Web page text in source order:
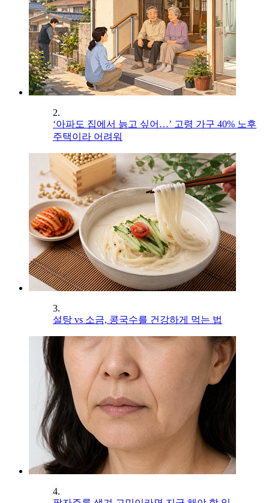
2.
‘아파도 집에서 늙고 싶어…’ 고령 가구 40% 노후
주택이라 어려워
3.
설탕 vs 소금, 콩국수를 건강하게 먹는 법
4.